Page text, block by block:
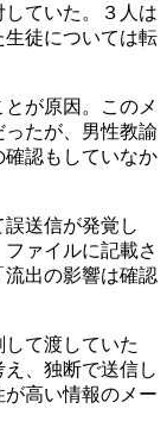
ていた。３人は
生徒については転
が原因。このメ
たが、男性教諭
認もしていなか
送信が発覚し
ァイルに記載さ
出の影響は確認
て渡していた
、独断で送信し
高い情報のメー